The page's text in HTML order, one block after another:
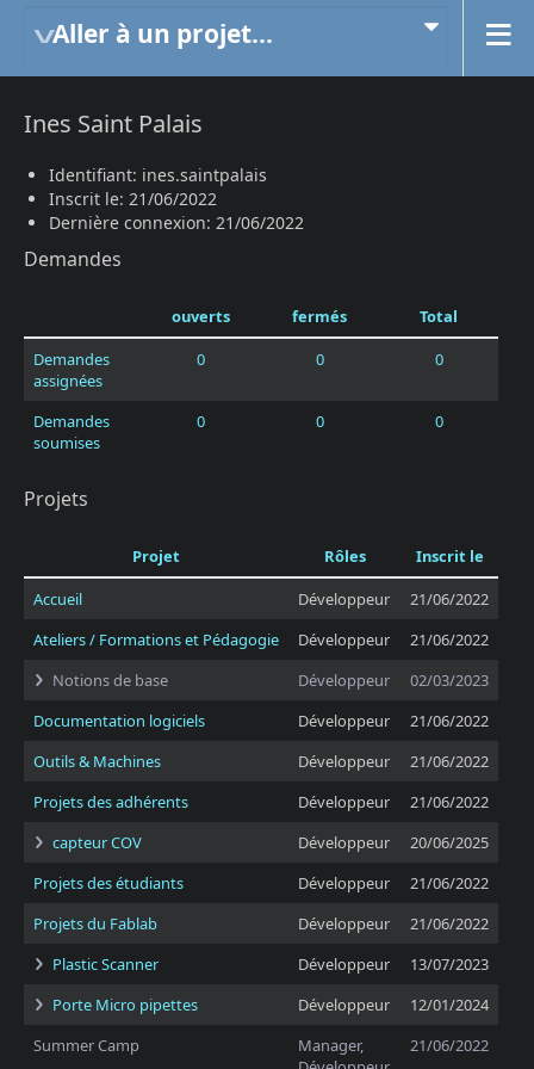
Aller à un projet...
Ines Saint Palais
Identifiant: ines.saintpalais
Inscrit le: 21/06/2022
Dernière connexion: 21/06/2022
Demandes
ouverts fermés
Total
Demandes
assignées
0 0 0
Demandes
soumises
0 0 0
Projets
Projet Rôles
Inscrit le
Accueil
Développeur
21/06/2022
Ateliers / Formations et Pédagogie
Développeur
21/06/2022
Notions de base
Développeur
02/03/2023
Documentation logiciels
Développeur
21/06/2022
Outils & Machines
Développeur
21/06/2022
Projets des adhérents
Développeur
21/06/2022
capteur COV
Développeur
20/06/2025
Projets des étudiants
Développeur
21/06/2022
Projets du Fablab
Développeur
21/06/2022
Plastic Scanner
Développeur
13/07/2023
Porte Micro pipettes
Développeur
12/01/2024
Summer Camp
Manager,
21/06/2022